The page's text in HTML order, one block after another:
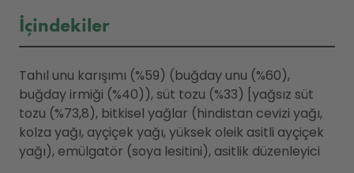
İçindekiler
Tahıl unu karışımı (%59) (buğday unu (%60),
buğday irmiği (%40)), süt tozu (%33) [yağsız süt
tozu (%73,8), bitkisel yağlar (hindistan cevizi yağı,
kolza yağı, ayçiçek yağı, yüksek oleik asitli ayçiçek
yağı), emülgatör (soya lesitini), asitlik düzenleyici